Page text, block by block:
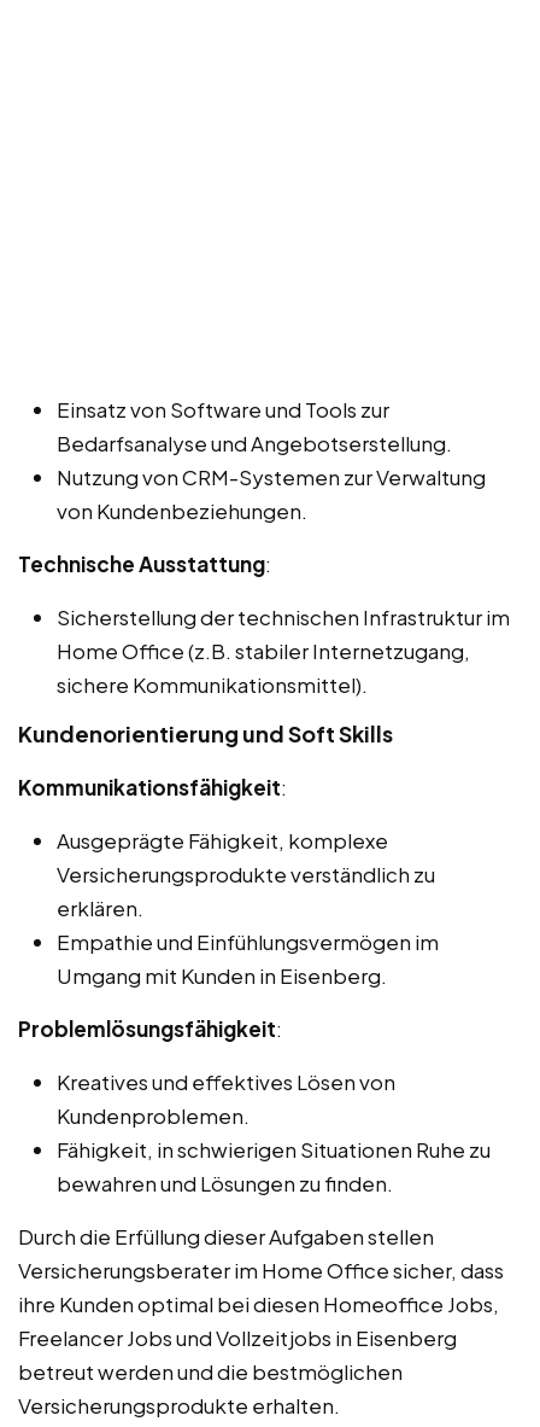
Einsatz von Software und Tools zur
Bedarfsanalyse und Angebotserstellung.
Nutzung von CRM-Systemen zur Verwaltung
von Kundenbeziehungen.
Technische Ausstattung:
Sicherstellung der technischen Infrastruktur im
Home Office (z.B. stabiler Internetzugang,
sichere Kommunikationsmittel).
Kundenorientierung und Soft Skills
Kommunikationsfähigkeit:
Ausgeprägte Fähigkeit, komplexe
Versicherungsprodukte verständlich zu
erklären.
Empathie und Einfühlungsvermögen im
Umgang mit Kunden in Eisenberg.
Problemlösungsfähigkeit:
Kreatives und effektives Lösen von
Kundenproblemen.
Fähigkeit, in schwierigen Situationen Ruhe zu
bewahren und Lösungen zu finden.
Durch die Erfüllung dieser Aufgaben stellen
Versicherungsberater im Home Office sicher, dass
ihre Kunden optimal bei diesen Homeoffice Jobs,
Freelancer Jobs und Vollzeitjobs in Eisenberg
betreut werden und die bestmöglichen
Versicherungsprodukte erhalten.